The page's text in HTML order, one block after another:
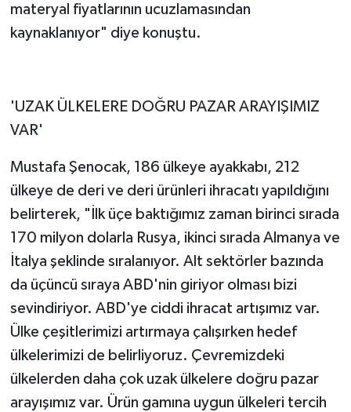
materyal fiyatlarının ucuzlamasından
kaynaklanıyor" diye konuştu.
'UZAK ÜLKELERE DOĞRU PAZAR ARAYIŞIMIZ
VAR'
Mustafa Şenocak, 186 ülkeye ayakkabı, 212
ülkeye de deri ve deri ürünleri ihracatı yapıldığını
belirterek, "İlk üçe baktığımız zaman birinci sırada
170 milyon dolarla Rusya, ikinci sırada Almanya ve
İtalya şeklinde sıralanıyor. Alt sektörler bazında
da üçüncü sıraya ABD'nin giriyor olması bizi
sevindiriyor. ABD'ye ciddi ihracat artışımız var.
Ülke çeşitlerimizi artırmaya çalışırken hedef
ülkelerimizi de belirliyoruz. Çevremizdeki
ülkelerden daha çok uzak ülkelere doğru pazar
arayışımız var. Ürün gamına uygun ülkeleri tercih